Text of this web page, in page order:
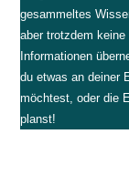
gesammeltes
aber trotzdem
Informationen
du etwas an deiner
möchtest, oder die
planst!